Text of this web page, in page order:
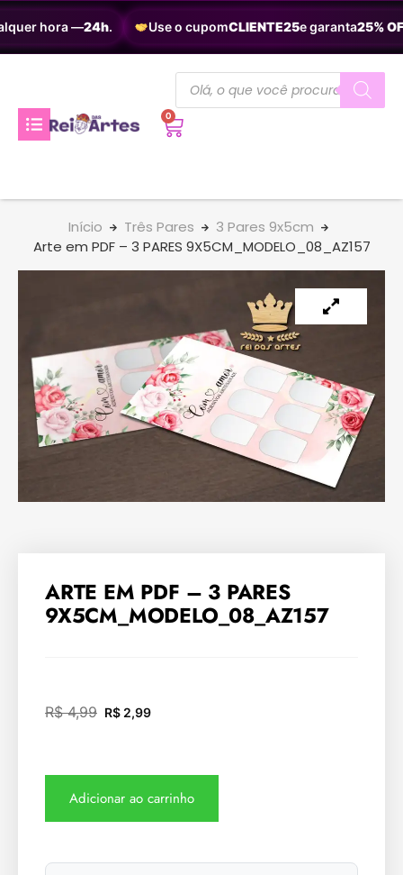
hora —24h. Use o cupomCLIENTE25e garanta25% OFF
0
Início Três Pares
3 Pares 9x5cm
Arte em PDF – 3 PARES 9X5CM_MODELO_08_AZ157
ARTE EM PDF – 3 PARES
9X5CM_MODELO_08_AZ157
R$4,99 R$ 2,99
Adicionar ao carrinho